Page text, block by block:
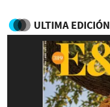
ULTIMA EDICIÓN